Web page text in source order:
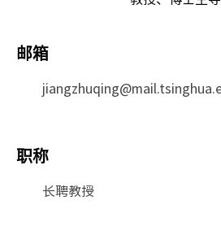
邮箱
职称
长聘教授